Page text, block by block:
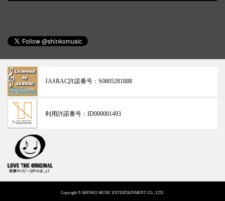
JASRAC許諾番号： S0805281888
利用許諾番号： ID000001493
Copyright © SHINKO MUSIC ENTERTAINMENT CO., LTD.